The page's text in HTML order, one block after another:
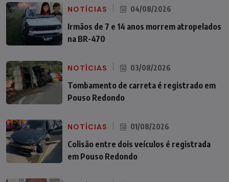
NOTÍCIAS 04/08/2026
Irmãos de 7 e 14 anos morrem atropelados
na BR-470
NOTÍCIAS 03/08/2026
Tombamento de carreta é registrado em
Pouso Redondo
NOTÍCIAS 01/08/2026
Colisão entre dois veículos é registrada
em Pouso Redondo